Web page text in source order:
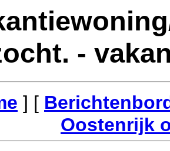
-
] [
Oostenrijk